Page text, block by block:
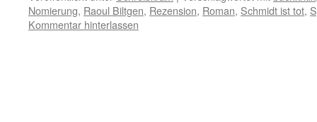
Nomierung, Raoul Biltgen, Rezension, Roman, Schmidt ist tot,
Kommentar hinterlassen